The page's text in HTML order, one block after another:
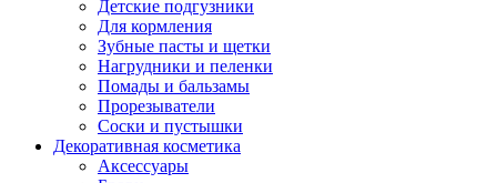
Детские подгузники
Для кормления
Зубные пасты и щетки
Нагрудники и пеленки
Помады и бальзамы
Прорезыватели
Соски и пустышки
Декоративная косметика
Аксессуары